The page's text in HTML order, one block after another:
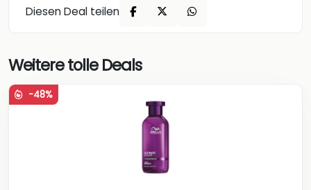
Diesen Deal teilen
Weitere tolle Deals
-48%